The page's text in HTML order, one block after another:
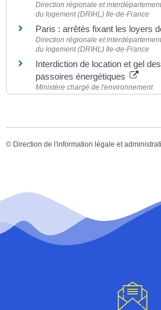
Direction régionale et
du logement (DRIHL) Ile-de-France
Paris : arrêtés fixant les loyers
Direction régionale et
du logement (DRIHL) Ile-de-France
Interdiction de location et gel
passoires énergétiques
Ministère chargé de l'environnement
© Direction de l'information légale et